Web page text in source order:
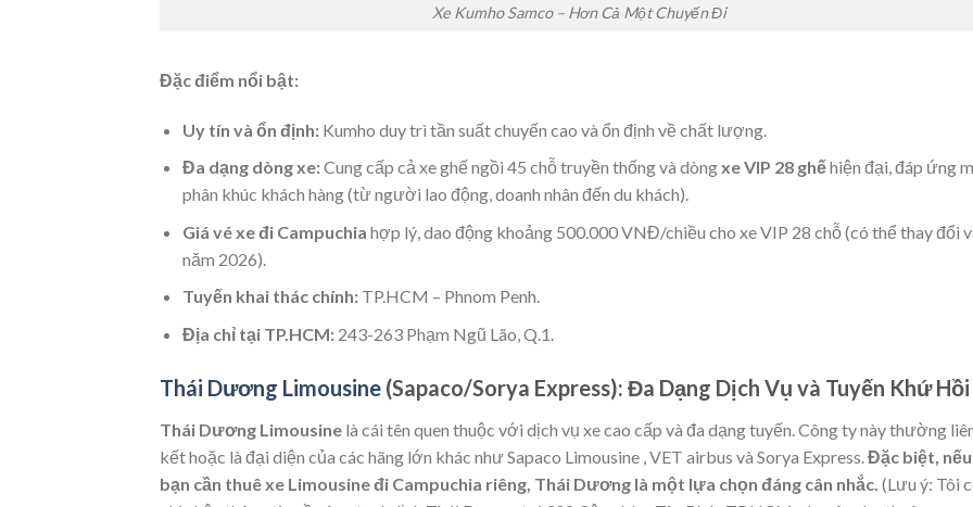
Xe Kumho Samco – Hơn Cả Một Chuyến Đi
Đặc điểm nổi bật:
Uy tín và ổn định:Kumho duy trì tần suất chuyến cao và ổn định về chất lượng.
Đa dạng dòng xe:Cung cấp cả xe ghế ngồi 45 chỗ truyền thống và dòngxe VIP 28 ghếhiện đại, đáp ứng
phân khúc khách hàng (từ người lao động, doanh nhân đến du khách).
Giá vé xe đi Campuchia hợp lý, dao động khoảng 500.000 VNĐ/chiều cho xe VIP 28 chỗ (có thể thay đổi
năm 2026).
Tuyến khai thác chính:TP.HCM – Phnom Penh.
Địa chỉ tại TP.HCM:243-263 Phạm Ngũ Lão, Q.1.
Thái Dương Limousine (Sapaco/Sorya Express): Đa Dạng Dịch Vụ và Tuyến Khứ Hồi
Thái Dương Limousine là cái tên quen thuộc với dịch vụ xe cao cấp và đa dạng tuyến. Công ty này thường
kết hoặc là đại diện của các hãng lớn khác như Sapaco Limousine , VET airbus và Sorya Express. Đặc biệt, nếu
bạn cần thuê xe Limousine đi Campuchia riêng, Thái Dương là một lựa chọn đáng cân nhắc. (Lưu ý: Tôi